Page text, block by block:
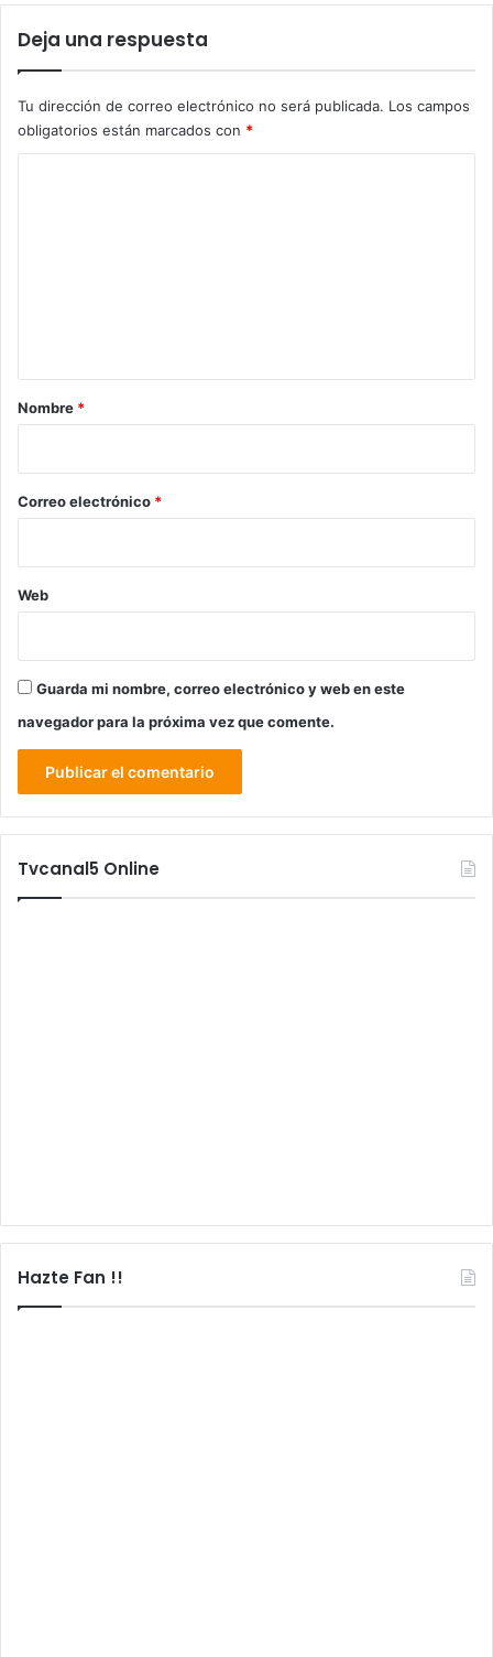
Deja una respuesta
Tu dirección de correo electrónico no será publicada. Los campos
obligatorios están marcados con *
r
*
Nombre *
Correo electrónico *
Web
Guarda mi nombre, correo electrónico y web en este
navegador para la próxima vez que comente.
Tvcanal5 Online
Hazte Fan !!